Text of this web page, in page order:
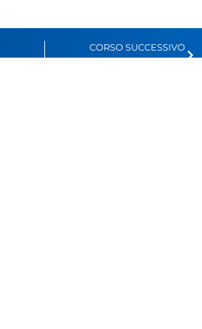
CORSO SUCCESSIVO
OPERATORE DI FATTORIA SOCIALE